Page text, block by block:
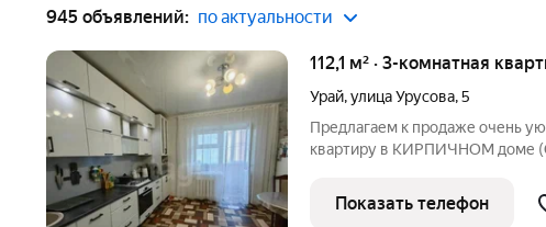
945 объявлений: по актуальности
112,1 м² · 3-комнатная
Урай,улица Урусова,5
Предлагаем к продаже очень
квартиру в КИРПИЧНОМ доме
квартире сделан
выровнены, трубы
Показать телефон